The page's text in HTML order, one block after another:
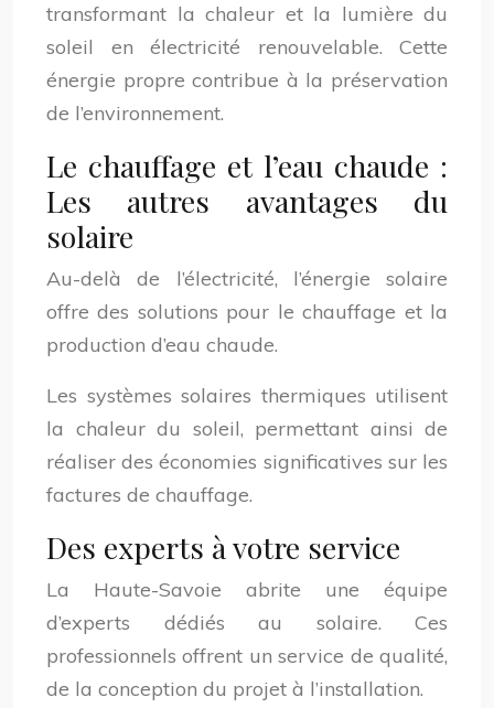
transformant la chaleur et la lumière du
soleil en électricité renouvelable. Cette
énergie propre contribue à la préservation
de l’environnement.
Le chauffage et l’eau chaude :
Les autres avantages du
solaire
Au-delà de l’électricité, l’énergie solaire
offre des solutions pour le chauffage et la
production d’eau chaude.
Les systèmes solaires thermiques utilisent
la chaleur du soleil, permettant ainsi de
réaliser des économies significatives sur les
factures de chauffage.
Des experts à votre service
La Haute-Savoie abrite une équipe
d’experts dédiés au solaire. Ces
professionnels offrent un service de qualité,
de la conception du projet à l’installation.